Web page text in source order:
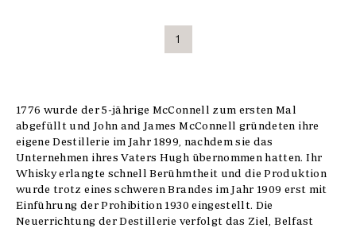
1
1776 wurde der 5-jährige McConnell zum ersten Mal
abgefüllt und John and James McConnell gründeten ihre
eigene Destillerie im Jahr 1899, nachdem sie das
Unternehmen ihres Vaters Hugh übernommen hatten. Ihr
Whisky erlangte schnell Berühmtheit und die Produktion
wurde trotz eines schweren Brandes im Jahr 1909 erst mit
Einführung der Prohibition 1930 eingestellt. Die
Neuerrichtung der Destillerie verfolgt das Ziel, Belfast